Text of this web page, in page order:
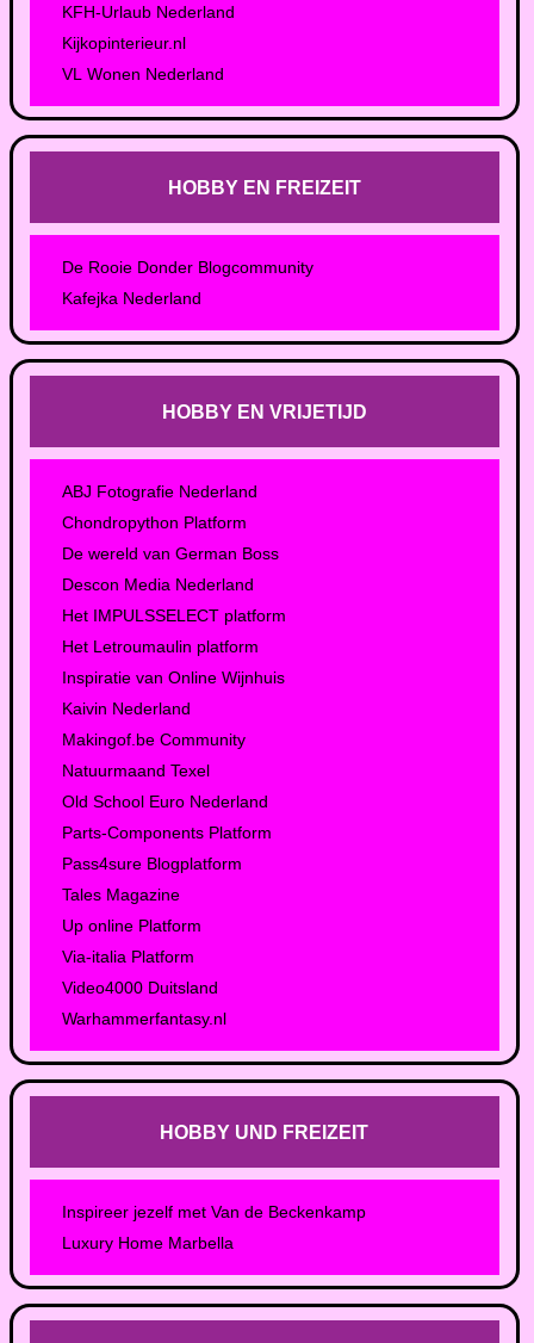
KFH-Urlaub Nederland
Kijkopinterieur.nl
VL Wonen Nederland
HOBBY EN FREIZEIT
De Rooie Donder Blogcommunity
Kafejka Nederland
HOBBY EN VRIJETIJD
ABJ Fotografie Nederland
Chondropython Platform
De wereld van German Boss
Descon Media Nederland
Het IMPULSSELECT platform
Het Letroumaulin platform
Inspiratie van Online Wijnhuis
Kaivin Nederland
Makingof.be Community
Natuurmaand Texel
Old School Euro Nederland
Parts-Components Platform
Pass4sure Blogplatform
Tales Magazine
Up online Platform
Via-italia Platform
Video4000 Duitsland
Warhammerfantasy.nl
HOBBY UND FREIZEIT
Inspireer jezelf met Van de Beckenkamp
Luxury Home Marbella